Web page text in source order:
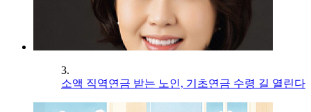
3.
소액 직역연금 받는 노인, 기초연금 수령 길 열린다